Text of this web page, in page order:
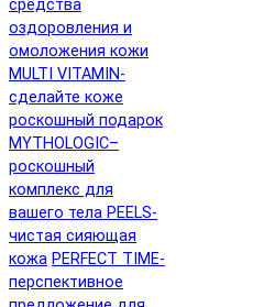
средства
оздоровления и
омоложения кожи
MULTI VITAMIN-
сделайте коже
роскошный подарок
MYTHOLOGIC–
роскошный
комплекс для
вашего тела PEELS-
чистая сияющая
кожа PERFECT TIME-
перспективное